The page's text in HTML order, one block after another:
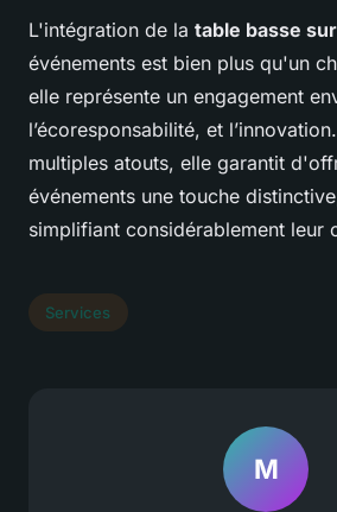
L'intégration de la table basse
événements est bien plus qu'un
elle représente un engagement
l’écoresponsabilité, et
multiples atouts, elle garantit
événements une touche
simplifiant considérablement leur
Services
M